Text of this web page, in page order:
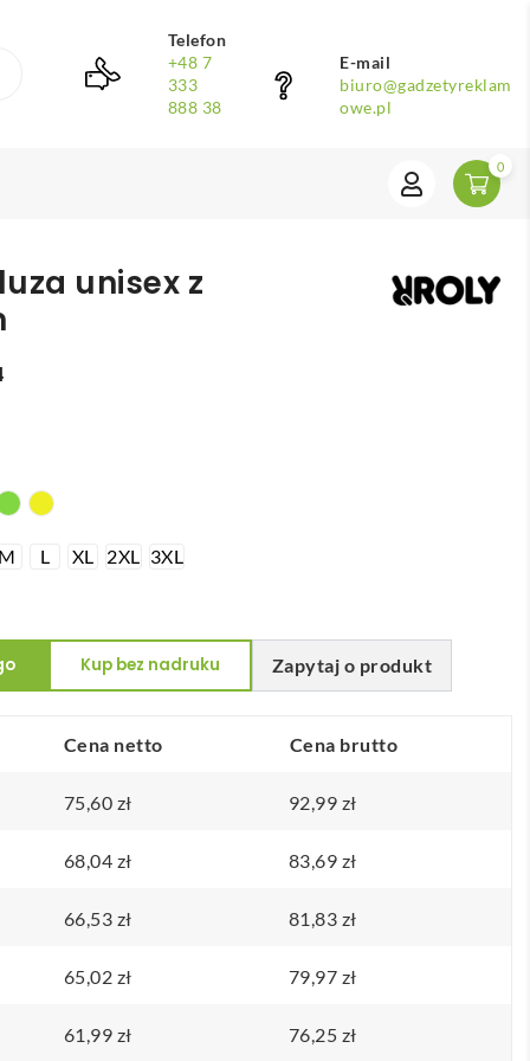
Telefon
+48 7
333
888 38
E-mail
biuro@gadzetyreklam
owe.pl
0
unisex z
M L XL 2XL 3XL
Zapytaj o produkt
Kup bez nadruku
Cena netto Cena brutto
75,60 zł 92,99 zł
68,04 zł 83,69 zł
66,53 zł 81,83 zł
65,02 zł 79,97 zł
61,99 zł 76,25 zł